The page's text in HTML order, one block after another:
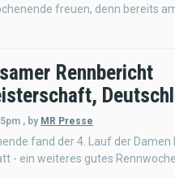
freuen, denn bereits
Rennbericht
, by MR Presse
fand der 4. Lauf der
- ein weiteres gutes